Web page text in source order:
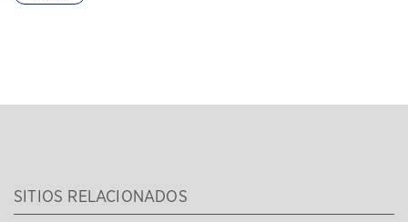
SITIOS RELACIONADOS